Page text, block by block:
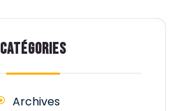
CATÉGORIES
Archives